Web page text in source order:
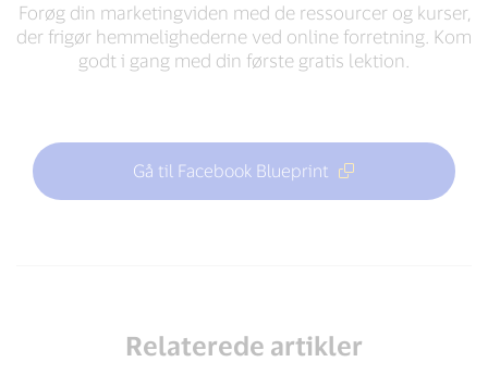
Forøg din marketingviden med de ressourcer og kurser,
der frigør hemmelighederne ved online forretning. Kom
godt i gang med din første gratis lektion.
Gå til Facebook Blueprint
Relaterede artikler